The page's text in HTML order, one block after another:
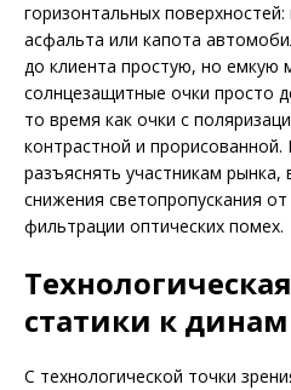
горизонтальных
асфальта или капота
до клиента простую, но емкую
солнцезащитные очки просто
то время как очки с
контрастной и
разъяснять участникам
снижения светопропускания
фильтрации оптических помех.
статики к
С технологической точки